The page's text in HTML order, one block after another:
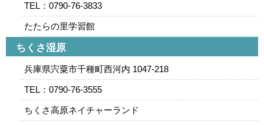
TEL：0790-76-3833
たたらの里学習館
ちくさ湿原
兵庫県宍粟市千種町西河内 1047-218
TEL：0790-76-3555
ちくさ高原ネイチャーランド